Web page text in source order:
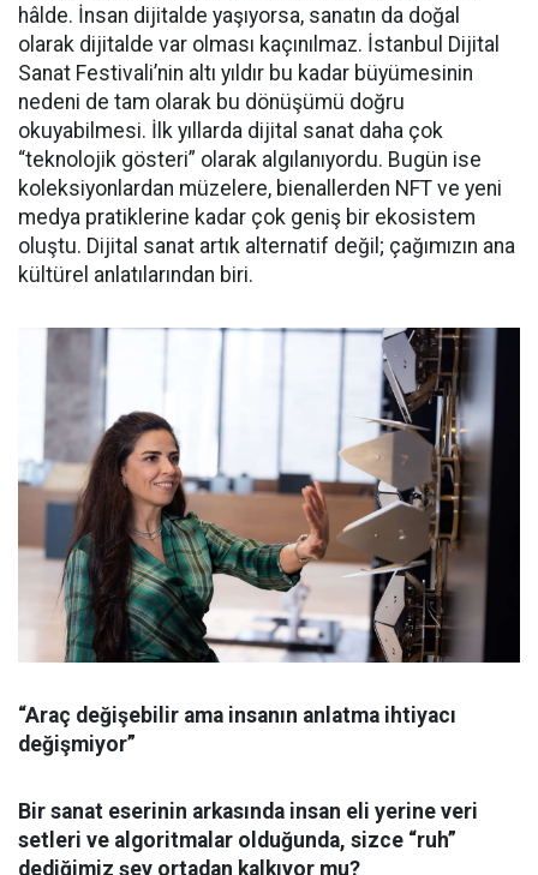
hâlde. İnsan dijitalde yaşıyorsa, sanatın da doğal
olarak dijitalde var olması kaçınılmaz. İstanbul Dijital
Sanat Festivali’nin altı yıldır bu kadar büyümesinin
nedeni de tam olarak bu dönüşümü doğru
okuyabilmesi. İlk yıllarda dijital sanat daha çok
“teknolojik gösteri” olarak algılanıyordu. Bugün ise
koleksiyonlardan müzelere, bienallerden NFT ve yeni
medya pratiklerine kadar çok geniş bir ekosistem
oluştu. Dijital sanat artık alternatif değil; çağımızın ana
kültürel anlatılarından biri.
“Araç değişebilir ama insanın anlatma ihtiyacı
değişmiyor”
Bir sanat eserinin arkasında insan eli yerine veri
setleri ve algoritmalar olduğunda, sizce “ruh”
dediğimiz şey ortadan kalkıyor mu?